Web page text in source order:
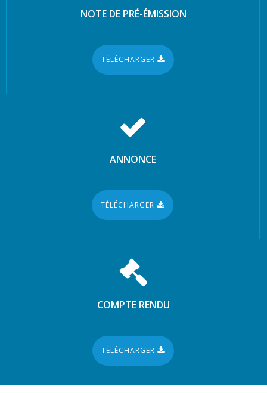
NOTE DE PRÉ-ÉMISSION
TÉLÉCHARGER
ANNONCE
TÉLÉCHARGER
COMPTE RENDU
TÉLÉCHARGER